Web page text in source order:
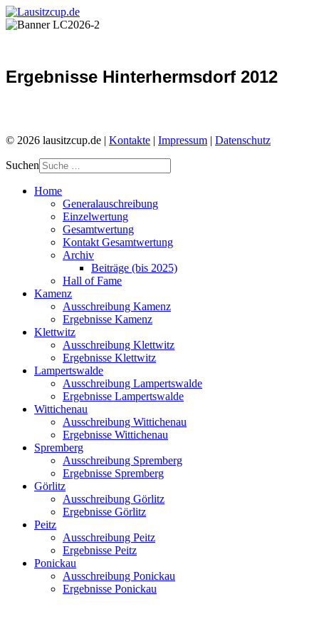
Ergebnisse Hinterhermsdorf 2012
© 2026 lausitzcup.de | Kontakte | Impressum | Datenschutz
Suchen
Home
Generalauschreibung
Einzelwertung
Gesamtwertung
Kontakt Gesamtwertung
Archiv
Beiträge (bis 2025)
Hall of Fame
Kamenz
Ausschreibung Kamenz
Ergebnisse Kamenz
Klettwitz
Ausschreibung Klettwitz
Ergebnisse Klettwitz
Lampertswalde
Ausschreibung Lampertswalde
Ergebnisse Lampertswalde
Wittichenau
Ausschreibung Wittichenau
Ergebnisse Wittichenau
Spremberg
Ausschreibung Spremberg
Ergebnisse Spremberg
Görlitz
Ausschreibung Görlitz
Ergebnisse Görlitz
Peitz
Ausschreibung Peitz
Ergebnisse Peitz
Ponickau
Ausschreibung Ponickau
Ergebnisse Ponickau